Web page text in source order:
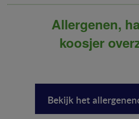
Allergenen,
koosjer
Bekijk het